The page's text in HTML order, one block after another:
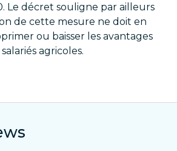
Le décret souligne par ailleurs
de cette mesure ne doit en
ou baisser les avantages
agricoles.